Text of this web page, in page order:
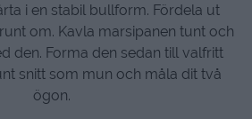
i en stabil bullform. Fördela ut
om. Kavla marsipanen tunt och
den. Forma den sedan till valfritt
snitt som mun och måla dit två
ögon.